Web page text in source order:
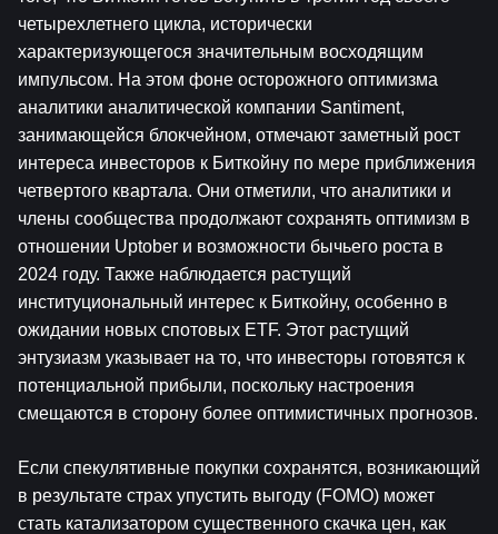
четырехлетнего цикла, исторически
характеризующегося значительным восходящим
импульсом. На этом фоне осторожного оптимизма
аналитики аналитической компании Santiment,
занимающейся блокчейном, отмечают заметный рост
интереса инвесторов к Биткойну по мере приближения
четвертого квартала. Они отметили, что аналитики и
члены сообщества продолжают сохранять оптимизм в
отношении Uptober и возможности бычьего роста в
2024 году. Также наблюдается растущий
институциональный интерес к Биткойну, особенно в
ожидании новых спотовых ETF. Этот растущий
энтузиазм указывает на то, что инвесторы готовятся к
потенциальной прибыли, поскольку настроения
смещаются в сторону более оптимистичных прогнозов.
Если спекулятивные покупки сохранятся, возникающий
в результате страх упустить выгоду (FOMO) может
стать катализатором существенного скачка цен, как